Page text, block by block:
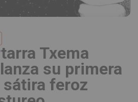
Txema
su primera
sátira feroz